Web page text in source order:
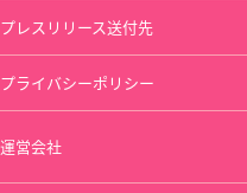
プレスリリース送付先
プライバシーポリシー
運営会社